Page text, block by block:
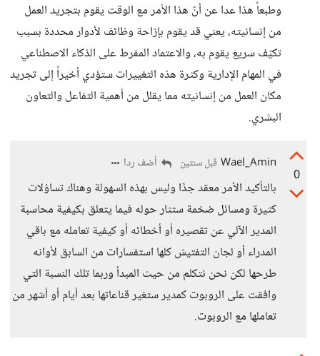
وطبعاً هذا عدا عن أنّ هذا الأمر مع الوقت يقوم بتجريد العمل
من إنسانيته، يعني قد يقوم بإزاحة وظائف لأدوار محددة بسبب
تكيّف سريع يقوم به، والاعتماد المفرط على الذكاء الاصطناعي
في المهام الإدارية وكثرة هذه التغييرات ستؤدي أخيراً إلى تجريد
مكان العمل من إنسانيته مما يقلل من أهمية التفاعل والتعاون
البشري.
0
Wael_Amin قبل سنتين أضف ردا
بالتأكيد الأمر معقد جدًا وليس بهذه السهولة وهناك تساؤلات
كثيرة ومسائل ضخمة ستثار حوله فيما يتعلق بكيفية محاسبة
المدير الآلي عن تقصيره أو أخطائه أو كيفية تعامله مع باقي
المدراء أو لجان التفتيش كلها استفسارات من السابق لأوانه
طرحها لكن نحن نتكلم من حيث المبدأ وربما تلك النسبة التي
وافقت على الروبوت كمدير ستغير قناعاتها بعد أيام أو أشهر من
تعاملها مع الروبوت.